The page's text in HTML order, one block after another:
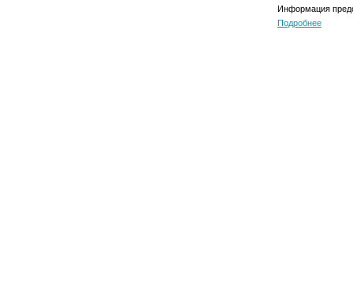
Информация
Подробнее